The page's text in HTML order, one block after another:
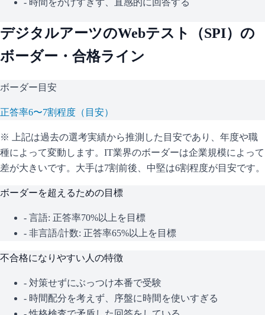
デジタルアーツのWebテスト（SPI）の
ボーダー・合格ライン
ボーダー目安
正答率6〜7割程度（目安）
※ 上記は過去の選考実績から推測した目安であり、年度や職
種によって変動します。 IT業界のボーダーは企業規模によって
差が大きいです。大手は7割前後、中堅は6割程度が目安です。
ボーダーを超えるための目標
- 言語: 正答率70%以上を目標
- 非言語/計数: 正答率65%以上を目標
不合格になりやすい人の特徴
- 対策せずにぶっつけ本番で受験
- 時間配分を考えず、序盤に時間を使いすぎる